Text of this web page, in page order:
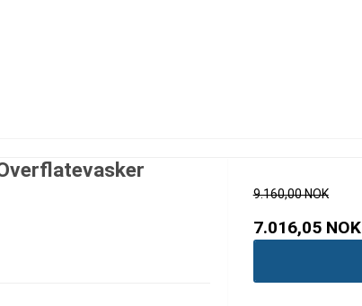
9.160,00 NOK
7.016,05 NOK